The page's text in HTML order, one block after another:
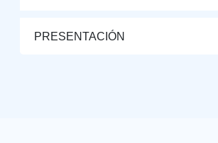
PRESENTACIÓN